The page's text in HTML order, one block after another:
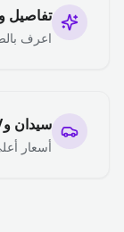
تفاصيل
اعرف
سيدان وSUV مدعومة
أسعار